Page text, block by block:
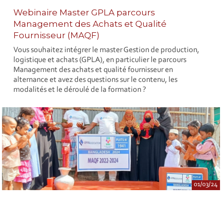
Webinaire Master GPLA parcours
Management des Achats et Qualité
Fournisseur (MAQF)
Vous souhaitez intégrer le master Gestion de production,
logistique et achats (GPLA), en particulier le parcours
Management des achats et qualité fournisseur en
alternance et avez des questions sur le contenu, les
modalités et le déroulé de la formation ?
01/03/24